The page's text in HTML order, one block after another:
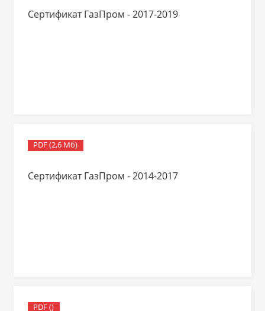
Сертификат ГазПром - 2017-2019
PDF (2,6 Мб)
Сертификат ГазПром - 2014-2017
PDF ()